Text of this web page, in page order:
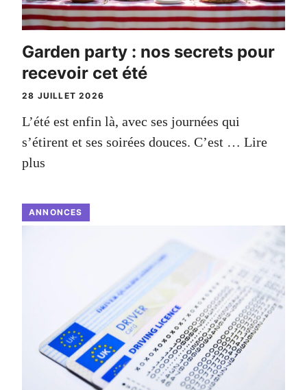
Garden party : nos secrets pour
recevoir cet été
28 JUILLET 2026
L’été est enfin là, avec ses journées qui
s’étirent et ses soirées douces. C’est … Lire
plus
ANNONCES